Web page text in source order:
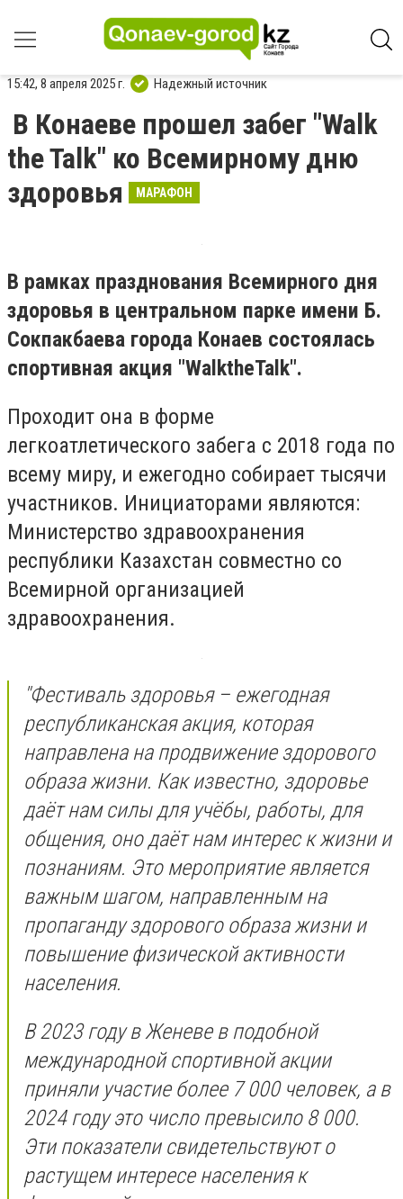
15:42, 8 апреля 2025 г. Надежный источник
В Конаеве прошел забег "Walk
the Talk" ко Всемирному дню
здоровья
МАРАФОН
В рамках празднования Всемирного дня
здоровья в центральном парке имени Б.
Сокпакбаева города Конаев состоялась
спортивная акция "WalktheTalk".
Проходит она в форме
легкоатлетического забега с 2018 года по
всему миру, и ежегодно собирает тысячи
участников. Инициаторами являются:
Министерство здравоохранения
республики Казахстан совместно со
Всемирной организацией
здравоохранения.
"Фестиваль здоровья – ежегодная
республиканская акция, которая
направлена на продвижение здорового
образа жизни. Как известно, здоровье
даёт нам силы для учёбы, работы, для
общения, оно даёт нам интерес к жизни и
познаниям. Это мероприятие является
важным шагом, направленным на
пропаганду здорового образа жизни и
повышение физической активности
населения.
В 2023 году в Женеве в подобной
международной спортивной акции
приняли участие более 7 000 человек, а в
2024 году это число превысило 8 000.
Эти показатели свидетельствуют о
растущем интересе населения к